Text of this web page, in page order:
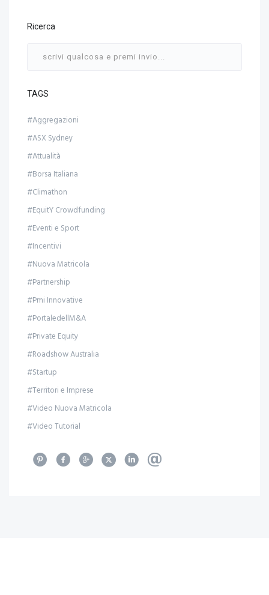
Ricerca
TAGS
#Aggregazioni
#ASX Sydney
#Attualità
#Borsa Italiana
#Climathon
#EquitY Crowdfunding
#Eventi e Sport
#Incentivi
#Nuova Matricola
#Partnership
#Pmi Innovative
#PortaledellM&A
#Private Equity
#Roadshow Australia
#Startup
#Territori e Imprese
#Video Nuova Matricola
#Video Tutorial